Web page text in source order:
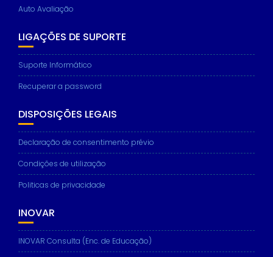
Auto Avaliação
LIGAÇÕES DE SUPORTE
Suporte Informático
Recuperar a password
DISPOSIÇÕES LEGAIS
Declaração de consentimento prévio
Condições de utilização
Politicas de privacidade
INOVAR
INOVAR Consulta (Enc. de Educação)
Necessary
These
cookies are
not
optional.
needed for
the website
to function.
Statistics
In order for
website's
and
structure,